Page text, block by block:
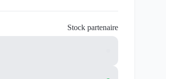
Stock partenaire